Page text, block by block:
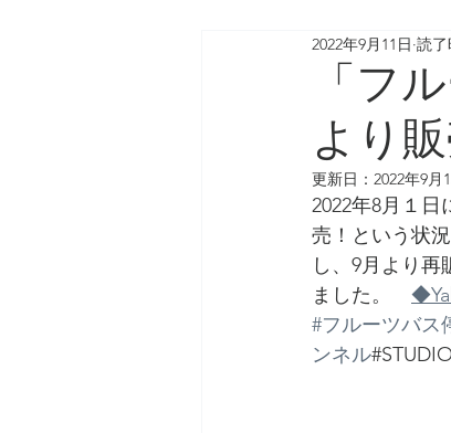
料理写真 マチオモ
「フ
より
2022年9月11日 読
更新日： 2022年9月
2022年8月１
売！という状
し、9月より
ました。
#フルーツバス
ンネル